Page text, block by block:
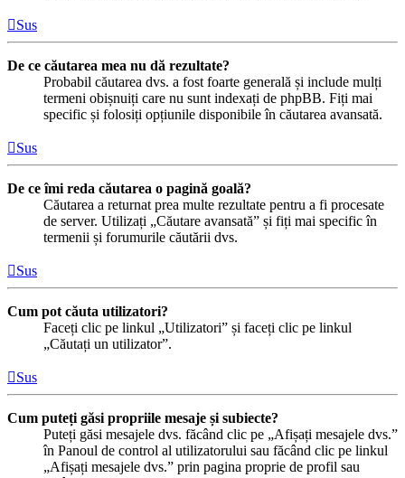
Sus
De ce căutarea mea nu dă rezultate?
Probabil căutarea dvs. a fost foarte generală și include mulți
termeni obișnuiți care nu sunt indexați de phpBB. Fiți mai
specific și folosiți opțiunile disponibile în căutarea avansată.
Sus
De ce îmi reda căutarea o pagină goală?
Căutarea a returnat prea multe rezultate pentru a fi procesate
de server. Utilizați „Căutare avansată” și fiți mai specific în
termenii și forumurile căutării dvs.
Sus
Cum pot căuta utilizatori?
Faceți clic pe linkul „Utilizatori” și faceți clic pe linkul
„Căutați un utilizator”.
Sus
Cum puteți găsi propriile mesaje și subiecte?
Puteți găsi mesajele dvs. făcând clic pe „Afișați mesajele dvs.”
în Panoul de control al utilizatorului sau făcând clic pe linkul
„Afișați mesajele dvs.” prin pagina proprie de profil sau